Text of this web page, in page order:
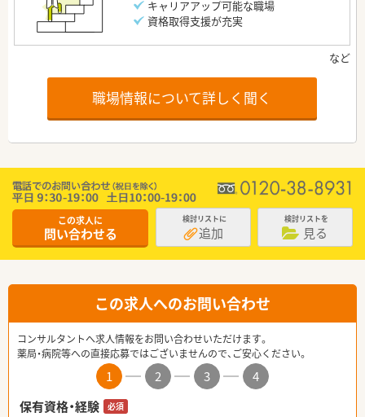
キャリアアップ可能な職場
資格取得支援が充実
職場情報について詳しく聞く
この求人に
問い合わせる
検討リストに
追加
検討リストを
見る
この求人へのお問い合わせ
コンサルタントへ求人情報をお問い合わせいただけます。
薬局・病院等への直接応募ではございませんので、ご安心ください。
1 2 3
4
保有資格・経験
必須